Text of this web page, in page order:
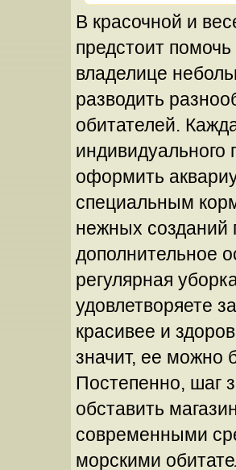
В красочной и
предстоит
владелице
разводить
обитателей.
индивидуального
оформить
специальным
нежных созданий
дополнительное
регулярная
удовлетворяете
красивее и
значит, ее можно
Постепенно, шаг
обставить
современными
морскими